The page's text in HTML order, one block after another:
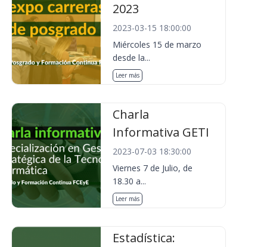
2023
2023-03-15 18:00:00
Miércoles 15 de marzo
desde la...
Leer más
Charla
Informativa GETI
2023-07-03 18:30:00
Viernes 7 de Julio, de
18.30 a...
Leer más
Estadística: